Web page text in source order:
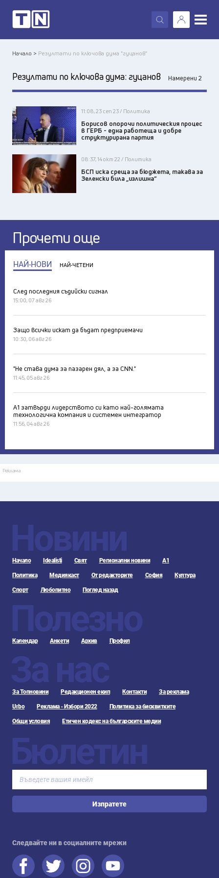
X
Начало > Резултати по ключова дума "гуцанов"
Резултати по ключова дума: гуцанов Намерени 2
11:08, 23 сеп 23 / Политика
Борисов опорочи политическия процес
в ГЕРБ - една работеща и добре
структурирана партия
08:37, 14 окт 22 / Политика
БСП иска среща за бюджета, такава за
Зеленски била „излишна“
Прочети още
НАЙ-НОВИ НАЙ-ЧЕТЕНИ
След последния съдийски сигнал
15:00, 07 авг 26
Защо всички искат да бъдат предприемачи
10:30, 06 авг 26
"Не става дума за пазарен дял, а за CNN."
11:45, 05 авг 26
А1 затвърди лидерството си като най-голямата
технологична компания и системен интегратор
11:56, 04 авг 26
Реклама
Новини
Начало Idealisti Свят Регионални новини А1
Политика Медиякаст От редакторите София Култура
Спорт Любопитно Поглед назад
Полезно
Календар Анкети Архив Профил
За нас
За Топновини Редакционен екип Контакти За реклама
Urbo Реклама - Избори 2022 Политика за бисквитките
Общи условия Етичен кодекс на българските медии
Бюлетин
Изпратете
Следвайте ни в социалните мрежи